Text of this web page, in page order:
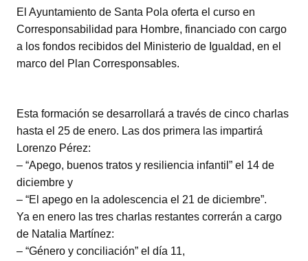
El Ayuntamiento de Santa Pola oferta el curso en
Corresponsabilidad para Hombre, financiado con cargo
a los fondos recibidos del Ministerio de Igualdad, en el
marco del Plan Corresponsables.
Esta formación se desarrollará a través de cinco charlas
hasta el 25 de enero. Las dos primera las impartirá
Lorenzo Pérez:
– “Apego, buenos tratos y resiliencia infantil” el 14 de
diciembre y
– “El apego en la adolescencia el 21 de diciembre”.
Ya en enero las tres charlas restantes correrán a cargo
de Natalia Martínez:
– “Género y conciliación” el día 11,